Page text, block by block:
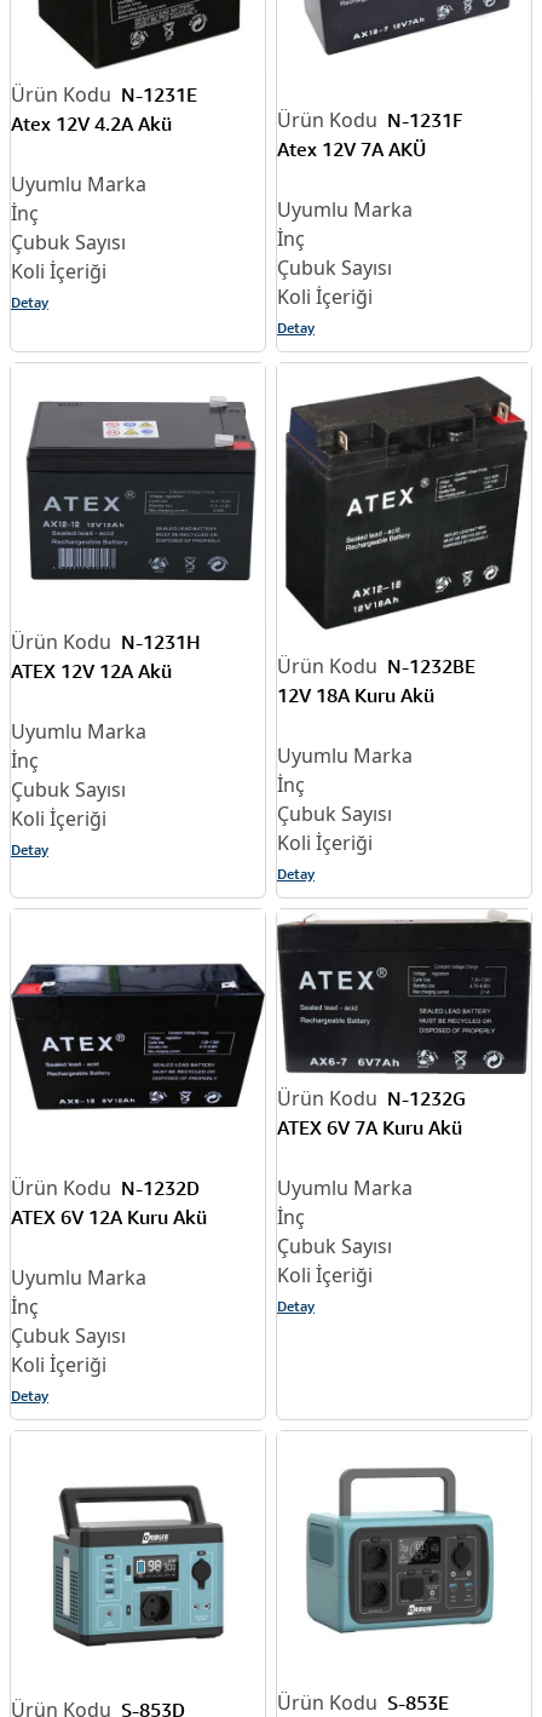
N-1231E
Atex 12V 4.2A Akü
Detay
N-1231F
Atex 12V 7A AKÜ
Detay
N-1231H
ATEX 12V 12A Akü
Detay
N-1232BE
12V 18A Kuru Akü
Detay
N-1232D
ATEX 6V 12A Kuru Akü
Detay
N-1232G
ATEX 6V 7A Kuru Akü
Detay
S-853D S-853E